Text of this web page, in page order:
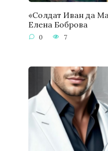
«Солдат Иван да
Елена Боброва
0 7